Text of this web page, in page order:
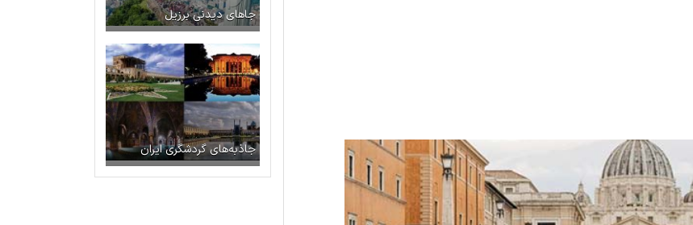
جاهای دیدنی برزیل
جاذبه‌های گردشگری ایران